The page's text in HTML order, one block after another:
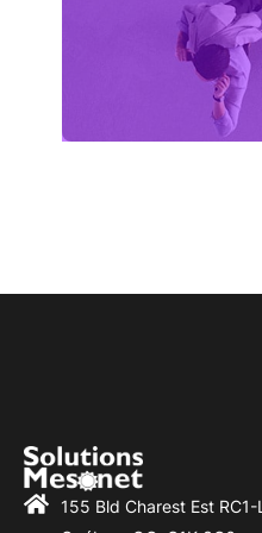
155 Bld Charest Est RC1-L